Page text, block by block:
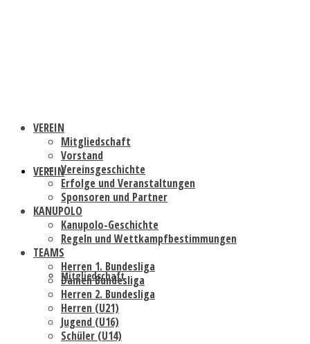
VEREIN
Mitgliedschaft
VEREIN
Mitgliedschaft
Vorstand
Vereinsgeschichte
Erfolge und Veranstaltungen
Sponsoren und Partner
KANUPOLO
Kanupolo-Geschichte
Regeln und Wettkampfbestimmungen
TEAMS
Herren 1. Bundesliga
Damen Bundesliga
Herren 2. Bundesliga
Herren (U21)
Jugend (U16)
Schüler (U14)